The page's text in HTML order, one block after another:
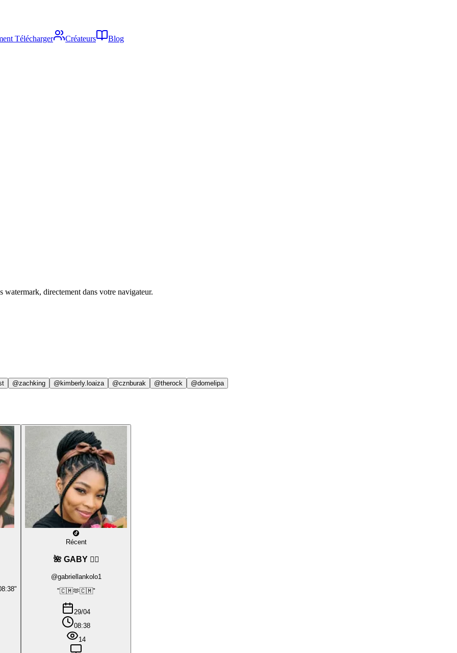
Télécharger Créateurs Blog
watermark, directement dans votre navigateur.
@zachking @kimberly.loaiza @cznburak @therock @domelipa
Récent
🌺 GABY ❤️‍🔥
@gabriellankolo1
"🇨🇲🫶🇨🇲"
29/04
08:38
14